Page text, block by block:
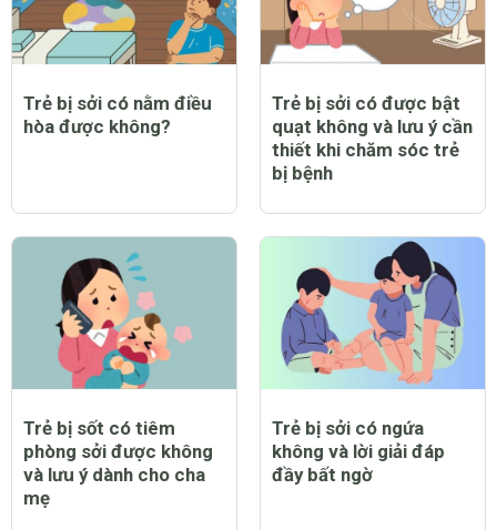
Trẻ bị sởi có nằm điều
hòa được không?
Trẻ bị sởi có được bật
quạt không và lưu ý cần
thiết khi chăm sóc trẻ
bị bệnh
Trẻ bị sốt có tiêm
phòng sởi được không
và lưu ý dành cho cha
mẹ
Trẻ bị sởi có ngứa
không và lời giải đáp
đầy bất ngờ